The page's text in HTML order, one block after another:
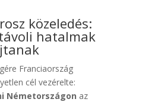
közeledés:
hatalmak
Franciaország
cél vezérelte:
Németországon az